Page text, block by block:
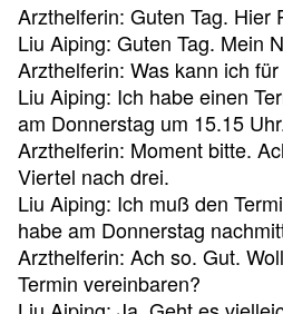
Arzthelferin: Guten Tag. Hier
Liu Aiping: Guten Tag. Mein
Arzthelferin: Was kann ich
Liu Aiping: Ich habe einen
am Donnerstag um 15.15
Arzthelferin: Moment bitte.
Viertel nach drei.
Liu Aiping: Ich muß den
habe am Donnerstag
Arzthelferin: Ach so. Gut.
Termin vereinbaren?